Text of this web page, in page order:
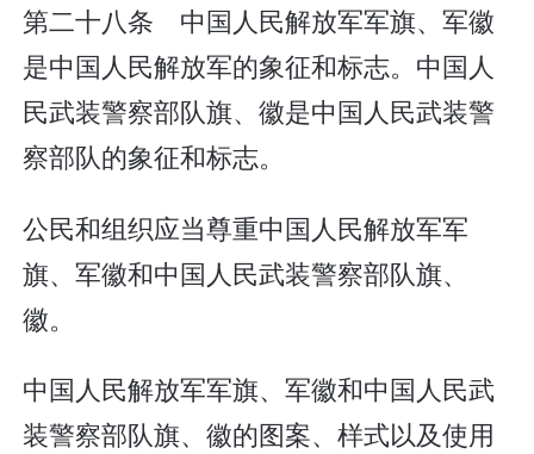
第二十八条 中国人民解放军军旗、军徽
是中国人民解放军的象征和标志。中国人
民武装警察部队旗、徽是中国人民武装警
察部队的象征和标志。
公民和组织应当尊重中国人民解放军军
旗、军徽和中国人民武装警察部队旗、
徽。
中国人民解放军军旗、军徽和中国人民武
装警察部队旗、徽的图案、样式以及使用